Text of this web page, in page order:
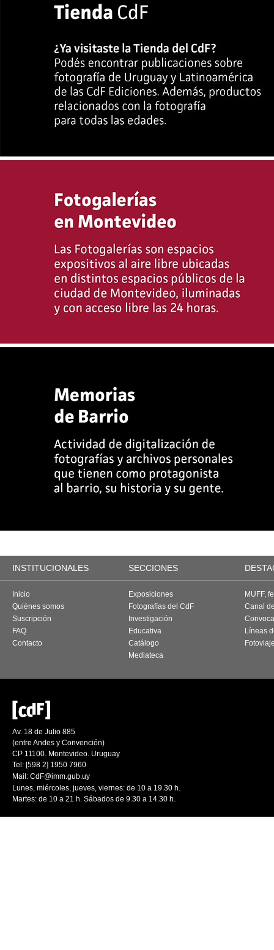
INSTITUCIONALES SECCIONES
Inicio
Quiénes somos
Suscripción
FAQ
Contacto
Exposiciones
Fotografías del CdF
Investigación
Educativa
Catálogo
Mediateca
MUFF,
Canal
Líneas
Av. 18 de Julio 885
(entre Andes y Convención)
CP 11100. Montevideo. Uruguay
Tel: [598 2] 1950 7960
Mail: CdF@imm.gub.uy
Lunes, miércoles, jueves, viernes: de 10 a 19.30 h.
Martes: de 10 a 21 h. Sábados de 9.30 a 14.30 h.